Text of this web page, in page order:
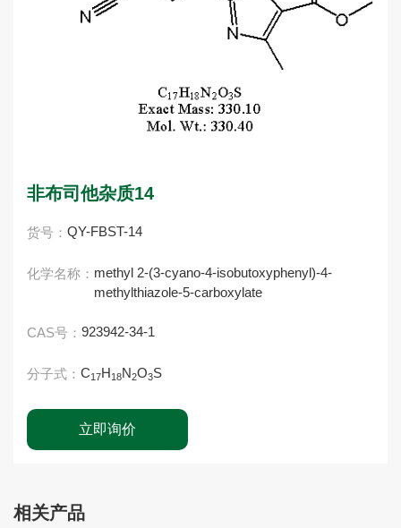
非布司他杂质14
货号： QY-FBST-14
化学名称： methyl 2-(3-cyano-4-isobutoxyphenyl)-4-
methylthiazole-5-carboxylate
CAS号： 923942-34-1
分子式： C17H18N2O3S
立即询价
相关产品